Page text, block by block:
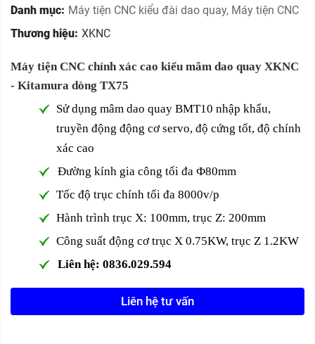
Danh mục: Máy tiện CNC kiểu đài dao quay, Máy tiện CNC
Thương hiệu: XKNC
Máy tiện CNC chính xác cao kiểu mâm dao quay XKNC
- Kitamura dòng TX75
Sử dụng mâm dao quay BMT10 nhập khẩu,
truyền động động cơ servo, độ cứng tốt, độ chính
xác cao
Đường kính gia công tối đa Ф80mm
Tốc độ trục chính tối đa 8000v/p
Hành trình trục X: 100mm, trục Z: 200mm
Công suất động cơ trục X 0.75KW, trục Z 1.2KW
Liên hệ: 0836.029.594
Liên hệ tư vấn